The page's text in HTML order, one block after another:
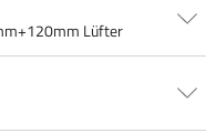
Lüfter